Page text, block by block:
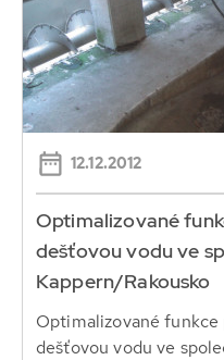
12.12.2012
Optimalizované
dešťovou vodu ve
Kappern/Rakousko
Optimalizované funkce
dešťovou vodu ve